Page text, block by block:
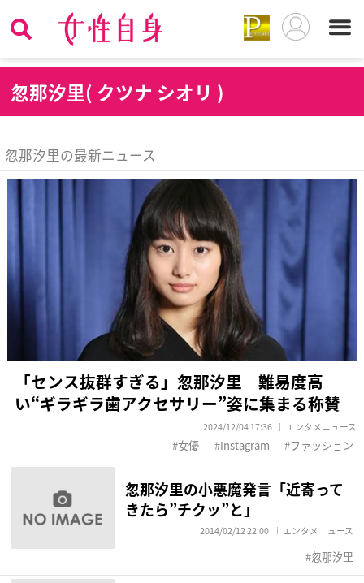
忽那汐里( クツナ シオリ )
忽那汐里の最新ニュース
「センス抜群すぎる」忽那汐里 難易度高
い“ギラギラ歯アクセサリー”姿に集まる称賛
2024/12/04 17:36 エンタメニュース
女優 Instagram ファッション
忽那汐里の小悪魔発言「近寄って
きたら”チクッ”と」
2014/02/12 22:00 エンタメニュース
忽那汐里